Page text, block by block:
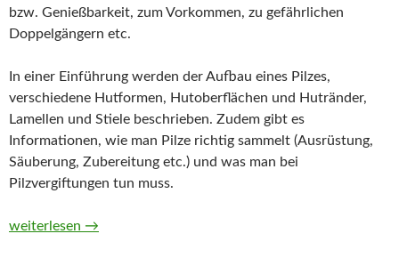
bzw. Genießbarkeit, zum Vorkommen, zu gefährlichen
Doppelgängern etc.
In einer Einführung werden der Aufbau eines Pilzes,
verschiedene Hutformen, Hutoberflächen und Hutränder,
Lamellen und Stiele beschrieben. Zudem gibt es
Informationen, wie man Pilze richtig sammelt (Ausrüstung,
Säuberung, Zubereitung etc.) und was man bei
Pilzvergiftungen tun muss.
Welcher Pilz ist das? von Andreas Gminder und Tanja Böhning
weiterlesen →